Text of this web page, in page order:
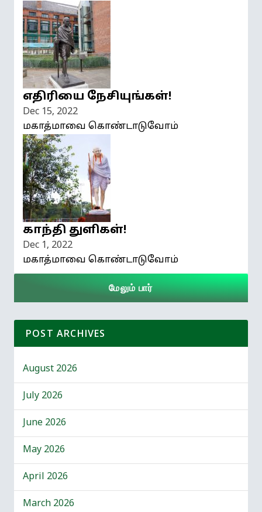
எதிரியை நேசியுங்கள்!
Dec 15, 2022
மகாத்மாவை கொண்டாடுவோம்
காந்தி துளிகள்!
Dec 1, 2022
மகாத்மாவை கொண்டாடுவோம்
மேலும் பார்
POST ARCHIVES
August 2026
July 2026
June 2026
May 2026
April 2026
March 2026